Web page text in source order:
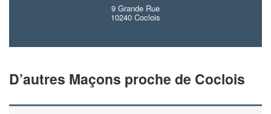
9 Grande Rue
10240 Coclois
D’autres Maçons proche de Coclois